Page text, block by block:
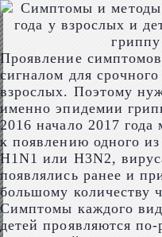
Проявление
сигналом для
взрослых. Поэтому
именно эпидемии
2016 начало 2017
к появлению одного
H1N1 или H3N2,
появлялись ранее и
большому количеству
Симптомы каждого
детей проявляются